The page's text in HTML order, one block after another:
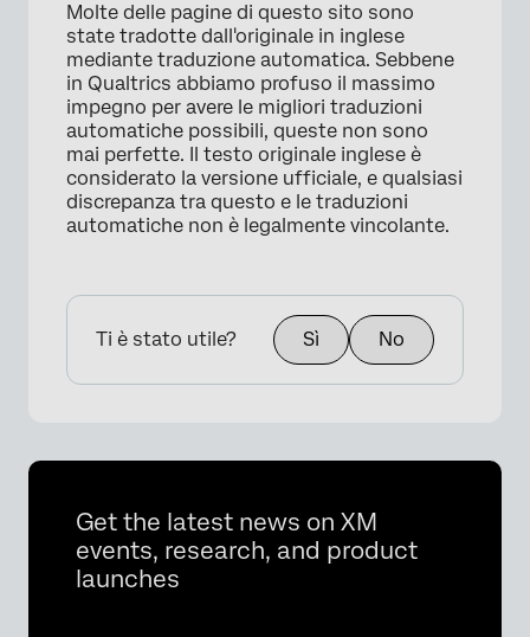
Molte delle pagine di questo sito sono
state tradotte dall'originale in inglese
mediante traduzione automatica. Sebbene
in Qualtrics abbiamo profuso il massimo
impegno per avere le migliori traduzioni
automatiche possibili, queste non sono
mai perfette. Il testo originale inglese è
considerato la versione ufficiale, e qualsiasi
discrepanza tra questo e le traduzioni
automatiche non è legalmente vincolante.
Ti è stato utile? Sì No
Get the latest news on XM
events, research, and product
launches